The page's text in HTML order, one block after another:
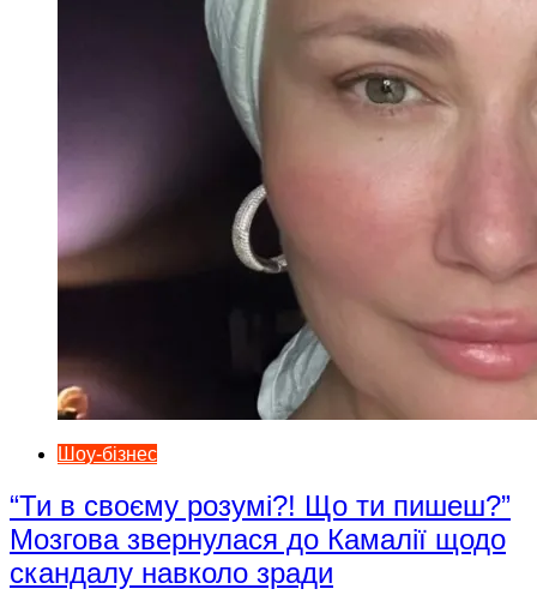
Шоу-бізнес
“Ти в своєму розумі?! Що ти пишеш?”
Мозгова звернулася до Камалії щодо
скандалу навколо зради